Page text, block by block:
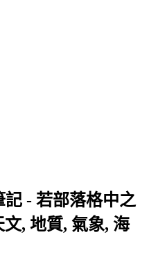
- 若部落格中之
, 地質, 氣象, 海